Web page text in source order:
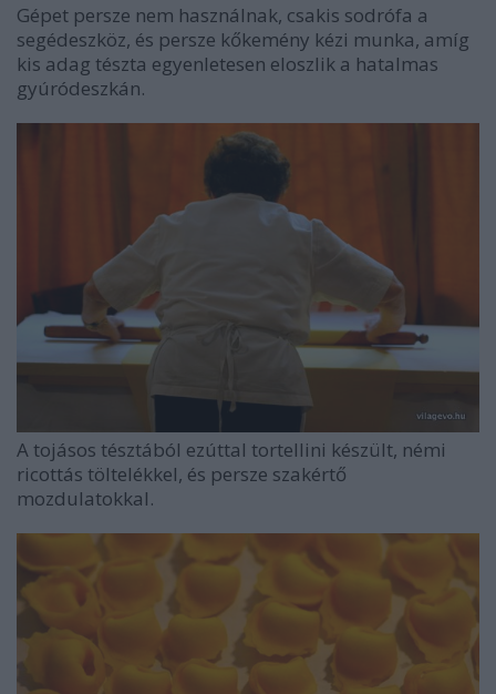
Gépet persze nem használnak, csakis sodrófa a
segédeszköz, és persze kőkemény kézi munka, amíg
kis adag tészta egyenletesen eloszlik a hatalmas
gyúródeszkán.
A tojásos tésztából ezúttal tortellini készült, némi
ricottás töltelékkel, és persze szakértő
mozdulatokkal.